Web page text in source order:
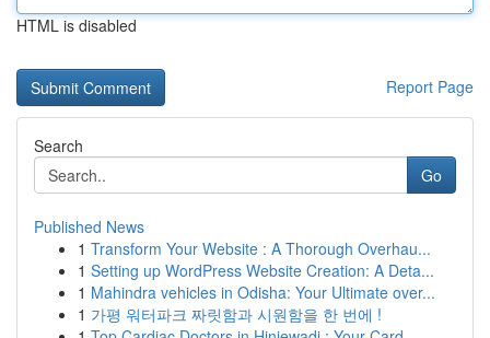
HTML is disabled
Report Page
Search
Go
Published News
1 Transform Your Website : A Thorough Overhau...
1 Setting up WordPress Website Creation: A Deta...
1 Mahindra vehicles in Odisha: Your Ultimate over...
1 가평 워터파크 짜릿함과 시원함을 한 번에 !